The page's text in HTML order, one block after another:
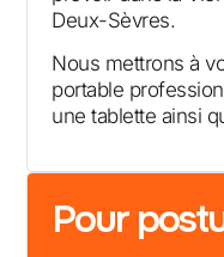
Deux-Sèvres.
Nous mettrons à
portable
une tablette ainsi
Pour